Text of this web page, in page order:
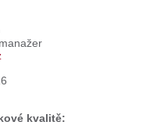
kvalitě: